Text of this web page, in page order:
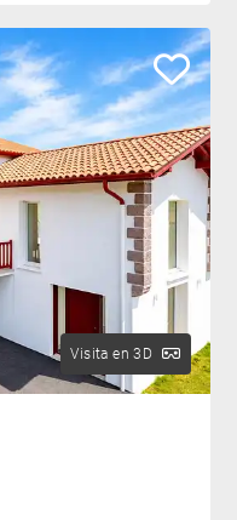
Visita en 3D